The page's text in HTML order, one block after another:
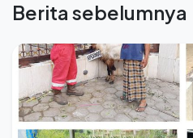
Berita sebelumnya